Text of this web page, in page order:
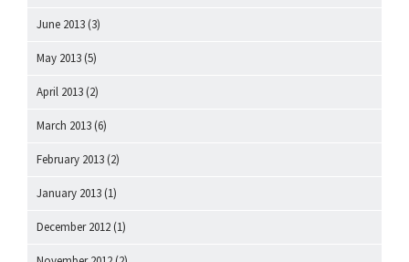
June 2013 (3)
May 2013 (5)
April 2013 (2)
March 2013 (6)
February 2013 (2)
January 2013 (1)
December 2012 (1)